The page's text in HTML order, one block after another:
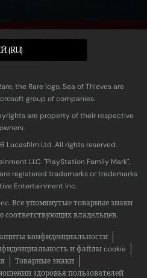
(RU)
the Rare logo, Sea of Thieves are
group of companies.
are property of their respective
owners.
Lucasfilm Ltd. All rights reserved.
LLC. "PlayStation Family Mark",
are registered trademarks or trademarks
Entertainment Inc.
Все упомянутые товарные знаки
соответствующих владельцев.
конфиденциальности
и файлы cookie
Товарные знаки
здоровья пользователей